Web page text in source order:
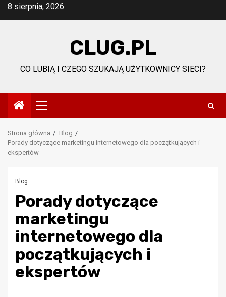
Przejdź
8 sierpnia, 2026
CLUG.PL
CO LUBIĄ I CZEGO SZUKAJĄ UŻYTKOWNICY SIECI?
Menu
główne
Strona główna
Blog
Porady dotyczące marketingu internetowego dla początkujących i
ekspertów
Blog
Porady dotyczące
marketingu
internetowego dla
początkujących i
ekspertów